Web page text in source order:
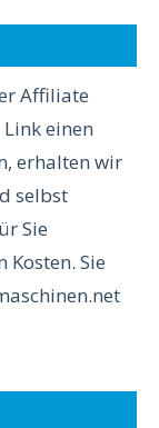
Affiliate
einen
erhalten wir
selbst
Sie
Kosten. Sie